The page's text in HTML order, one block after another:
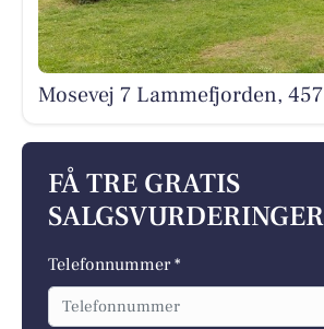
Mosevej 7 Lammefjorden,
FÅ TRE GRATIS
SALGSVURDERINGER
Telefonnummer *